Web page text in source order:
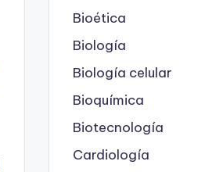
Bioética
Biología
Biología celular
Bioquímica
Biotecnología
Cardiología